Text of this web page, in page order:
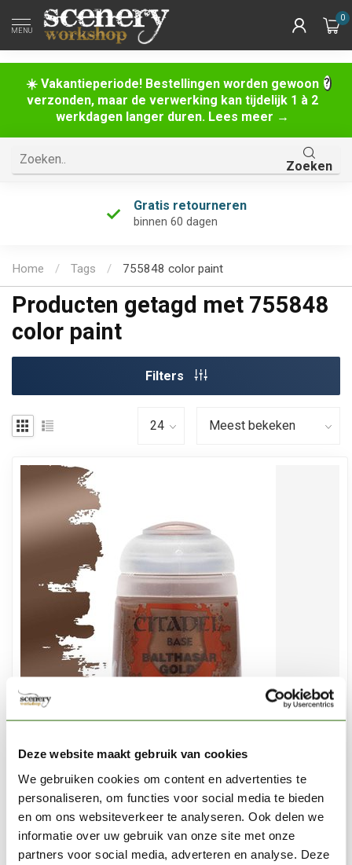
Deze website maakt gebruik van cookies
We gebruiken cookies om content en advertenties te
personaliseren, om functies voor social media te bieden
en om ons websiteverkeer te analyseren. Ook delen we
informatie over uw gebruik van onze site met onze
partners voor social media, adverteren en analyse. Deze
☀️ Vakantieperiode! Bestellingen worden gewoon
verzonden, maar de verwerking kan tijdelijk 1 à 2
werkdagen langer duren. Lees meer →
MENU
0
Zoeken
Gratis retourneren
binnen 60 dagen
Home / Tags / 755848 color paint
Producten getagd met 755848
color paint
Filters
Balthasar Gold - Base Paint - 12ml - 21-29
€3,60
Niet op voorraad